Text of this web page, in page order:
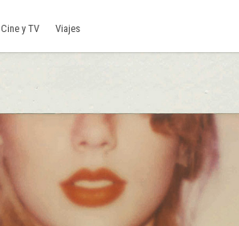
Cine y TV Viajes